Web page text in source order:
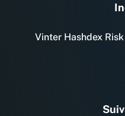
Vinter Hashdex